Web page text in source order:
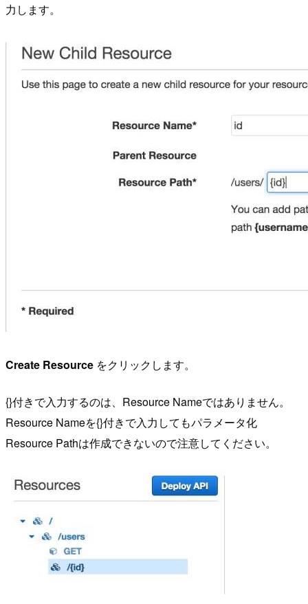
力します。
Create Resource をクリックします。
{}付きで入力するのは、Resource Nameではありません。
Resource Nameを{}付きで入力してもパラメータ化
Resource Pathは作成できないので注意してください。